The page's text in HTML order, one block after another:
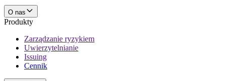
O nas
Produkty
Zarządzanie ryzykiem
Uwierzytelnianie
Issuing
Cennik